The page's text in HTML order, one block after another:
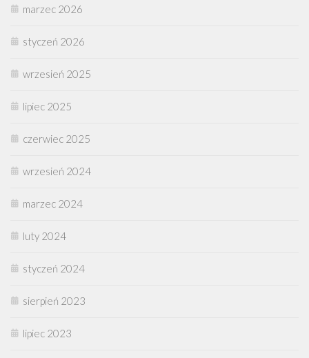
marzec 2026
styczeń 2026
wrzesień 2025
lipiec 2025
czerwiec 2025
wrzesień 2024
marzec 2024
luty 2024
styczeń 2024
sierpień 2023
lipiec 2023